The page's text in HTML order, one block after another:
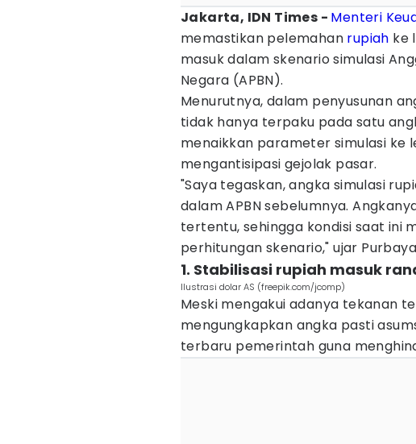
Jakarta, IDN Times - Menteri
memastikan pelemahan rupiah ke
masuk dalam skenario simulasi
Negara (APBN).
Menurutnya, dalam penyusunan
tidak hanya terpaku pada satu
menaikkan parameter simulasi ke
mengantisipasi gejolak pasar.
"Saya tegaskan, angka simulasi
dalam APBN sebelumnya.
tertentu, sehingga kondisi saat ini
perhitungan skenario," ujar
1. Stabilisasi rupiah masuk
Ilustrasi dolar AS (freepik.com/jcomp)
Meski mengakui adanya tekanan
mengungkapkan angka pasti
terbaru pemerintah guna